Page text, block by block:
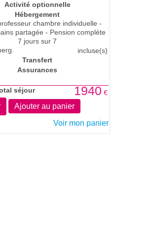
Activité optionnelle
Hébergement
chambre individuelle -
partagée - Pension complète
7 jours sur 7
incluse(s)
Transfert
Assurances
séjour 1940 €
Ajouter au panier
Voir mon panier